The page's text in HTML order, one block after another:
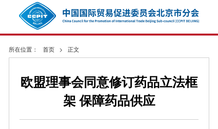
所在位置： 首页 > 正文
欧盟理事会同意修订药品立法框
架 保障药品供应